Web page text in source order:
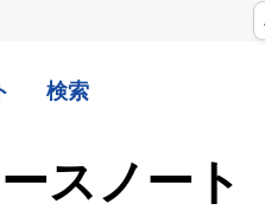
検索
スノート